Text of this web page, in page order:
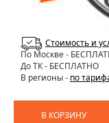
Стоимость и
По Москве-
До ТК - БЕСПЛАТНО
В регионы - по
В КОРЗИНУ